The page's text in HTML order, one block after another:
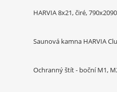
HARVIA 8x21, čiré,
Saunová kamna HARVIA
Ochranný štít - boční M1,